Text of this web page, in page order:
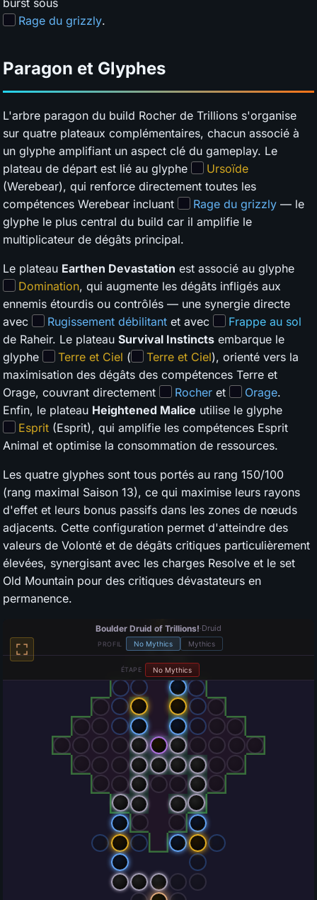
Rage du grizzly.
Paragon et Glyphes
L'arbre paragon du build Rocher de Trillions s'organise
sur quatre plateaux complémentaires, chacun associé à
un glyphe amplifiant un aspect clé du gameplay. Le
plateau de départ est lié au glyphe
Ursoïde
(Werebear), qui renforce directement toutes les
compétences Werebear incluant
Rage du grizzly — le
glyphe le plus central du build car il amplifie le
multiplicateur de dégâts principal.
Le plateau Earthen Devastation est associé au glyphe
Domination, qui augmente les dégâts infligés aux
ennemis étourdis ou contrôlés — une synergie directe
avec
Rugissement débilitant et avec
Frappe au sol
de Raheir. Le plateau Survival Instincts embarque le
glyphe
Terre et Ciel ( Terre et Ciel), orienté vers la
maximisation des dégâts des compétences Terre et
Orage, couvrant directement
Rocher et Orage.
Enfin, le plateau Heightened Malice utilise le glyphe
Esprit (Esprit), qui amplifie les compétences Esprit
Animal et optimise la consommation de ressources.
Les quatre glyphes sont tous portés au rang 150/100
(rang maximal Saison 13), ce qui maximise leurs rayons
d'effet et leurs bonus passifs dans les zones de nœuds
adjacents. Cette configuration permet d'atteindre des
valeurs de Volonté et de dégâts critiques particulièrement
élevées, synergisant avec les charges Resolve et le set
Old Mountain pour des critiques dévastateurs en
permanence.